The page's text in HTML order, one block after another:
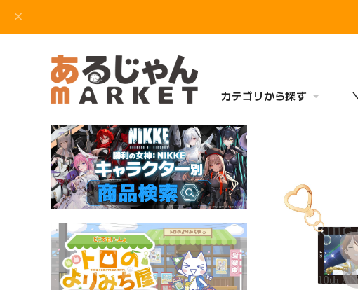
カテゴリから探す